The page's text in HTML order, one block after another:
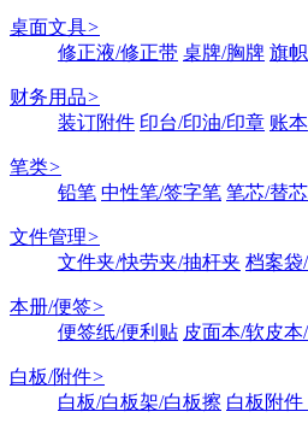
桌面文具>
修正液/修正带 桌牌/胸牌 旗
财务用品>
装订附件 印台/印油/印章 账本
笔类>
铅笔 中性笔/签字笔 笔芯/替
文件管理>
文件夹/快劳夹/抽杆夹 档案袋
本册/便签>
便签纸/便利贴 皮面本/软皮
白板/附件>
白板/白板架/白板擦 白板附件